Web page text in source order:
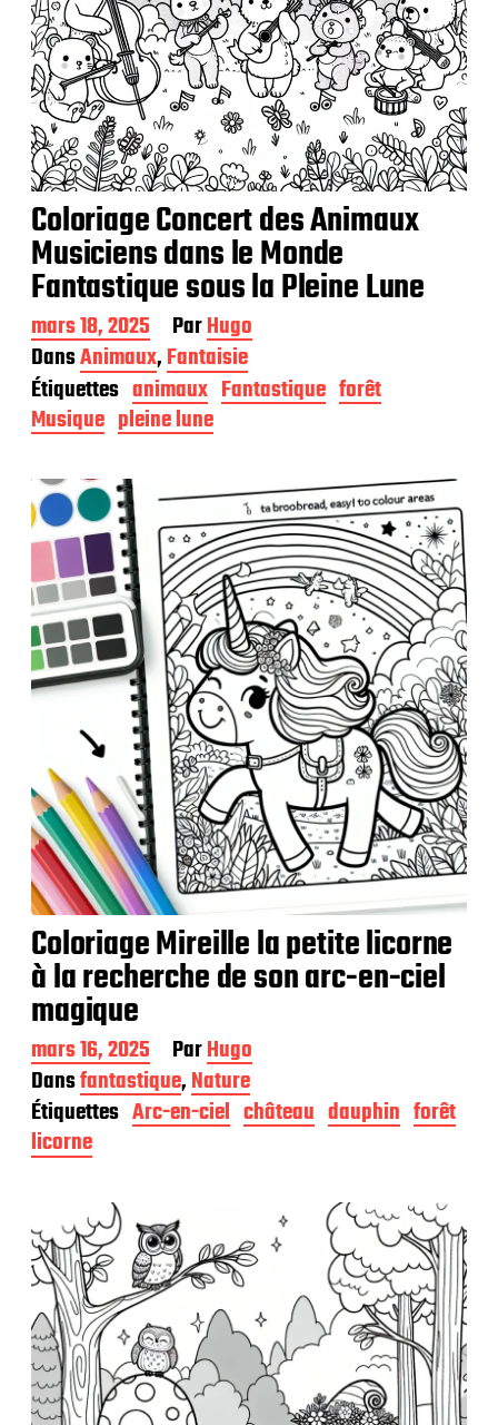
Coloriage Concert des Animaux
Musiciens dans le Monde
Fantastique sous la Pleine Lune
D
a
t
e
d
e
u
b
l
i
a
t
i
o
n
mars 18, 2025 ParHugo
DansAnimaux,Fantaisie
Étiquettes animaux Fantastique forêt
Musique pleine lune
Coloriage Mireille la petite licorne
à la recherche de son arc-en-ciel
magique
D
a
t
e
d
e
b
l
i
c
a
t
i
o
n
mars 16, 2025 ParHugo
Dansfantastique,Nature
Étiquettes Arc-en-ciel château dauphin forêt
licorne